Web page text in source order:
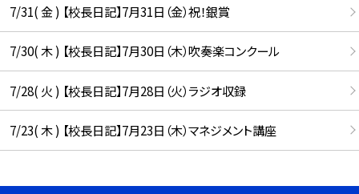
7/31( 金 ) 【校長日記】7月31日（金）祝！銀賞
7/30( 木 ) 【校長日記】7月30日（木）吹奏楽コンクール
7/28( 火 ) 【校長日記】7月28日（火）ラジオ収録
7/23( 木 ) 【校長日記】7月23日（木）マネジメント講座